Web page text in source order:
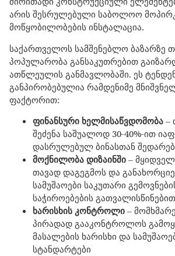
არის შესრულებული საბოლოო
მოწყობილობების ინსტალაცია.
საქართველოს სამშენებლო ბაზარზე
პოპულარობა განსაკუთრებით
ათწლეულის განმავლობაში. ეს
განპირობებულია რამდენიმე
ფაქტორით:
ფინანსური ხელმისაწვდომობა –
შეძენა საშუალოდ 30-40%-ით
დასრულებულ ბინასთან
მოქნილობა დიზაინში –
თავად დაგეგმოს და
სამუშაოები საკუთარი
საჭიროებების გათვალისწინებით
ხარისხის კონტროლი –
პირადად გააკონტროლოს
მასალების ხარისხი და
სტანდარტები